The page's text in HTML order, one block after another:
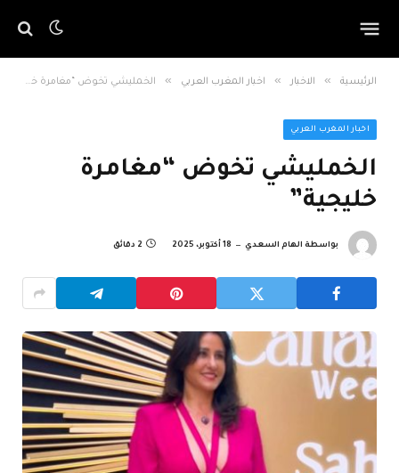
الرئيسية » الاخبار » اخبار المغرب العربي » الخمليشي تخوض “مغامرة خليجية”
اخبار المغرب العربي
الخمليشي تخوض “مغامرة
خليجية”
بواسطة الهام السعدي 18 أكتوبر، 2025 2 دقائق